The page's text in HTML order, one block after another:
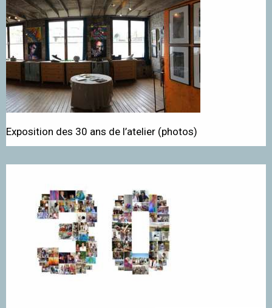
Exposition des 30 ans de l’atelier (photos)